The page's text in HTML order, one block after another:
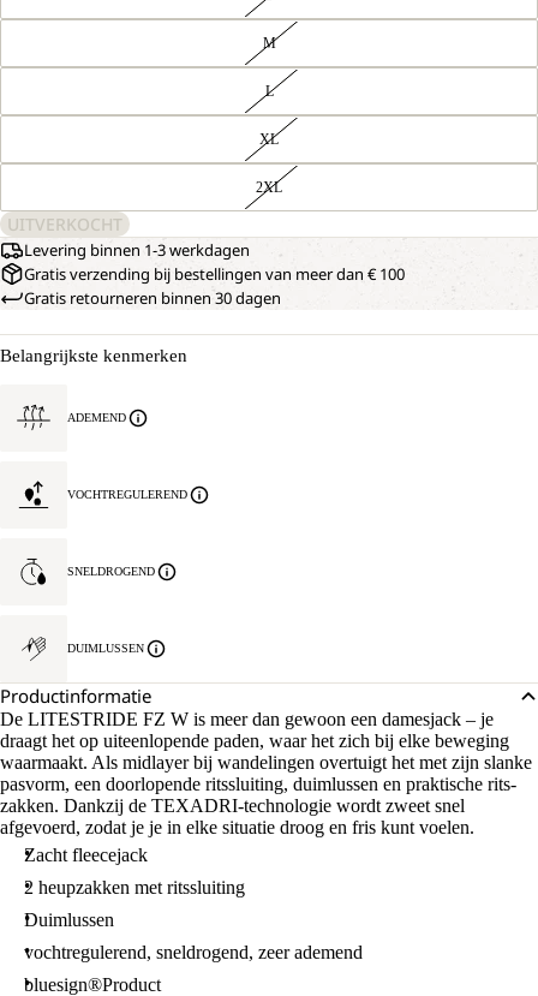
M
L
XL
2XL
UITVERKOCHT
Levering binnen 1-3 werkdagen
Gratis verzending bij bestellingen van meer dan € 100
Gratis retourneren binnen 30 dagen
Belangrijkste kenmerken
ADEMEND
VOCHTREGULEREND
SNELDROGEND
DUIMLUSSEN
Productinformatie
De LITESTRIDE FZ W is meer dan gewoon een damesjack – je
draagt het op uiteenlopende paden, waar het zich bij elke beweging
waarmaakt. Als midlayer bij wandelingen overtuigt het met zijn slanke
pasvorm, een doorlopende ritssluiting, duimlussen en praktische rits-
zakken. Dankzij de TEXADRI-technologie wordt zweet snel
afgevoerd, zodat je je in elke situatie droog en fris kunt voelen.
Zacht fleecejack
2 heupzakken met ritssluiting
Duimlussen
vochtregulerend, sneldrogend, zeer ademend
bluesign®Product